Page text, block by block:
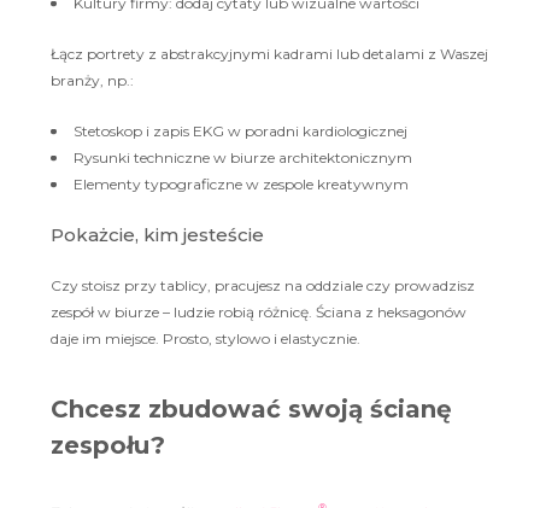
Łącz portrety z abstrakcyjnymi kadrami lub detalami z Waszej
branży, np.:
Stetoskop i zapis EKG w poradni kardiologicznej
Rysunki techniczne w biurze architektonicznym
Elementy typograficzne w zespole kreatywnym
Pokażcie, kim jesteście
Czy stoisz przy tablicy, pracujesz na oddziale czy prowadzisz
zespół w biurze – ludzie robią różnicę. Ściana z heksagonów
daje im miejsce. Prosto, stylowo i elastycznie.
Chcesz zbudować swoją ścianę
zespołu?